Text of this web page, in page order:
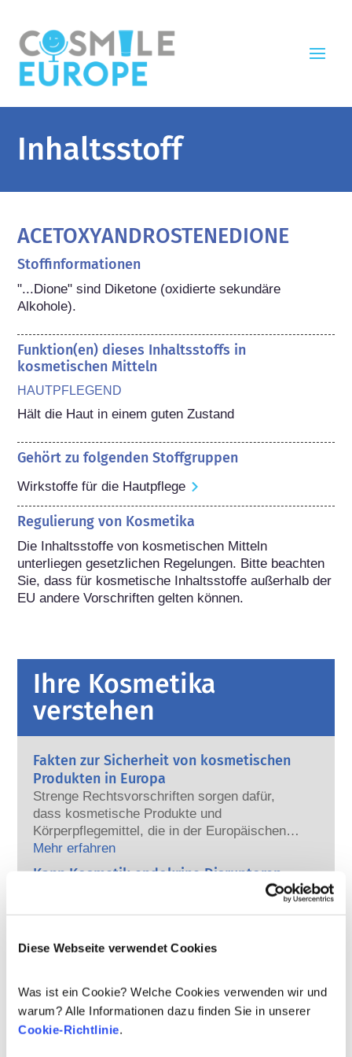
Diese Webseite verwendet Cookies
Was ist ein Cookie? Welche Cookies verwenden wir und
warum? Alle Informationen dazu finden Sie in unserer
Cookie-Richtlinie.
Inhaltsstoff
ACETOXYANDROSTENEDIONE
Stoffinformationen
"...Dione" sind Diketone (oxidierte sekundäre
Alkohole).
Funktion(en) dieses Inhaltsstoffs in
kosmetischen Mitteln
HAUTPFLEGEND
Hält die Haut in einem guten Zustand
Gehört zu folgenden Stoffgruppen
Wirkstoffe für die Hautpflege
Regulierung von Kosmetika
Die Inhaltsstoffe von kosmetischen Mitteln
unterliegen gesetzlichen Regelungen. Bitte beachten
Sie, dass für kosmetische Inhaltsstoffe außerhalb der
EU andere Vorschriften gelten können.
Ihre Kosmetika
verstehen
Fakten zur Sicherheit von kosmetischen
Produkten in Europa
Strenge Rechtsvorschriften sorgen dafür,
dass kosmetische Produkte und
Körperpflegemittel, die in der Europäischen
Union verkauft werden, sicher für die
Anwendung am Menschen sind. Die
europäische Regulierungsbehörden tragen
gemeinsam die Verantwortung für die
Mehr erfahren
Kann Kosmetik endokrine Disruptoren
Disruptoren“ bezeichnet, weil sie das
weil etwas das Potenzial hat, ein Hormon zu
imitieren, heißt das nicht, dass es unser
Hormonsystem auch tatsächlich stören wird.
Werden kosmetische Produkte an Tieren
getestet? Nein!
In der Europäischen Union sind Tierversuche